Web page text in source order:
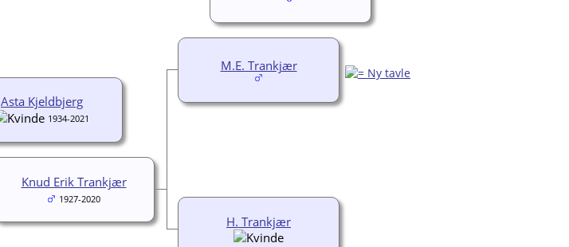
M.E. Trankjær
H. Trankjær
Asta Kjeldbjerg
1934-2021
Knud Erik Trankjær
1927-2020